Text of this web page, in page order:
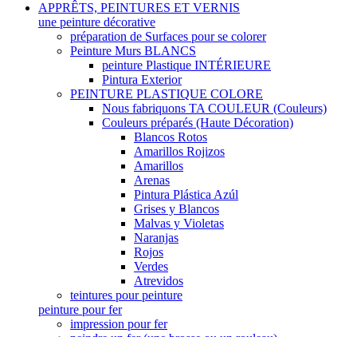
APPRÊTS, PEINTURES ET VERNIS
une peinture décorative
préparation de Surfaces pour se colorer
Peinture Murs BLANCS
peinture Plastique INTÉRIEURE
Pintura Exterior
PEINTURE PLASTIQUE COLORE
Nous fabriquons TA COULEUR (Couleurs)
Couleurs préparés (Haute Décoration)
Blancos Rotos
Amarillos Rojizos
Amarillos
Arenas
Pintura Plástica Azúl
Grises y Blancos
Malvas y Violetas
Naranjas
Rojos
Verdes
Atrevidos
teintures pour peinture
peinture pour fer
impression pour fer